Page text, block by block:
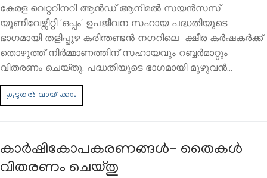
കേരള വെറ്ററിനറി ആന്‍ഡ് ആനിമല്‍ സയന്‍സസ്
യൂണിവേഴ്സിറ്റി ‘ഒപ്പം’ ഉപജീവന സഹായ പദ്ധതിയുടെ
ഭാഗമായി തളിപ്പുഴ കരിന്തണ്ടന്‍ നഗറിലെ ക്ഷീര കര്‍ഷകര്‍ക്ക്
തൊഴുത്ത് നിര്‍മ്മാണത്തിന് സഹായവും റബ്ബര്‍മാറ്റും
വിതരണം ചെയ്തു. പദ്ധതിയുടെ ഭാഗമായി മുഴുവന്‍…
കാര്‍ഷികോപകരണങ്ങള്‍- തൈകള്‍
വിതരണം ചെയ്തു